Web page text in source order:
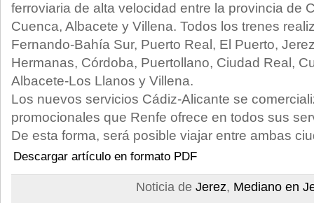
ferroviaria de alta velocidad entre la provincia de
Cuenca, Albacete y Villena. Todos los trenes
Fernando-Bahía Sur, Puerto Real, El Puerto,
Hermanas, Córdoba, Puertollano, Ciudad Real,
Albacete-Los Llanos y Villena.
Los nuevos servicios Cádiz-Alicante se
promocionales que Renfe ofrece en todos sus
De esta forma, será posible viajar entre ambas
Descargar artículo en formato PDF
Noticia de Jerez, Mediano en